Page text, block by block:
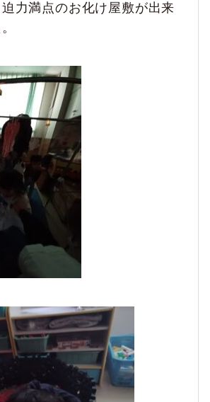
力満点のお化け屋敷が出来